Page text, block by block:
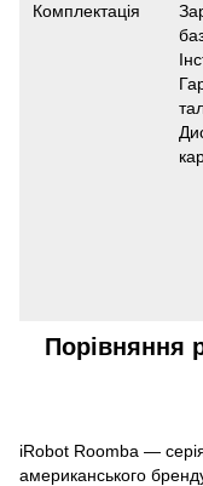
Комплектація
Порівняння
iRobot Roomba —
американського